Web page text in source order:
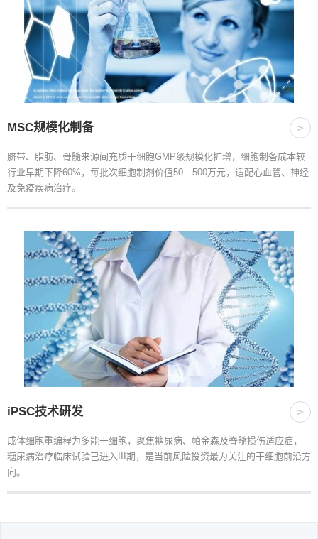
MSC规模化制备 >
脐带、脂肪、骨髓来源间充质干细胞GMP级规模化扩增，细胞制备成本较
行业早期下降60%，每批次细胞制剂价值50—500万元，适配心血管、神经
及免疫疾病治疗。
iPSC技术研发 >
成体细胞重编程为多能干细胞，聚焦糖尿病、帕金森及脊髓损伤适应症，
糖尿病治疗临床试验已进入III期，是当前风险投资最为关注的干细胞前沿方
向。